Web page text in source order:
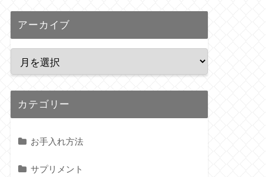
アーカイブ
カテゴリー
お手入れ方法
サプリメント